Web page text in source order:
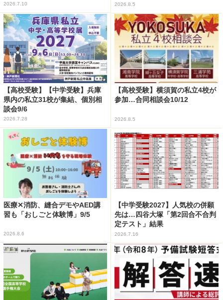
2026.7.10 2026.8.5
【高校受験】【中学受験】兵庫
県内の私立31校が集結、個別相
談会9/6
2026.7.28
【高校受験】横須賀の私立4校が
参加…合同相談会10/12
2026.8.5
医療✕消防、縫合デモやAED講
習も「おしごと体験博」9/5
2026.8.6
【中学受験2027】人気校の併願
先は…四谷大塚「第2回合不合判
定テスト」結果
2026.7.16